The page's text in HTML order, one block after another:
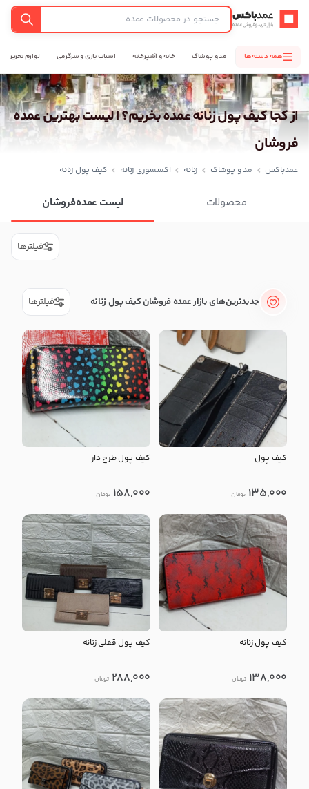
عمدباکس — بازگشت به صفحه اصلی
جستجو
همه دسته‌ها مد و پوشاک خانه و آشپزخانه اسباب بازی و سرگرمی لوازم تحریر
از کجا کیف پول زنانه عمده بخریم؟ | لیست بهترین عمده
فروشان
عمدباکس مد و پوشاک زنانه اکسسوری زنانه کیف پول زنانه
محصولات لیست عمده‌فروشان
فیلترها
جدیدترین‌های بازار عمده فروشان کیف پول زنانه فیلترها
کیف پول
135,000 تومان
کیف پول طرح دار
158,000 تومان
کیف پول زنانه
138,000 تومان
کیف پول قفلی زنانه
288,000 تومان